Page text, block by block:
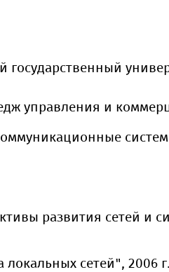
государственный
управления и
развития сетей и
сетей", 2006 г.